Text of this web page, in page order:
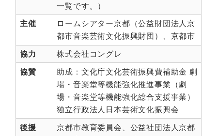
一覧です。）
主催
ロームシアター京都（公益財団法人京
都市音楽芸術文化振興財団）、京都市
協力
株式会社コングレ
協賛
助成：文化庁文化芸術振興費補助金 劇
場・音楽堂等機能強化推進事業（劇
場・音楽堂等機能強化総合支援事業）
独立行政法人日本芸術文化振興会
後援
京都市教育委員会、公益社団法人京都